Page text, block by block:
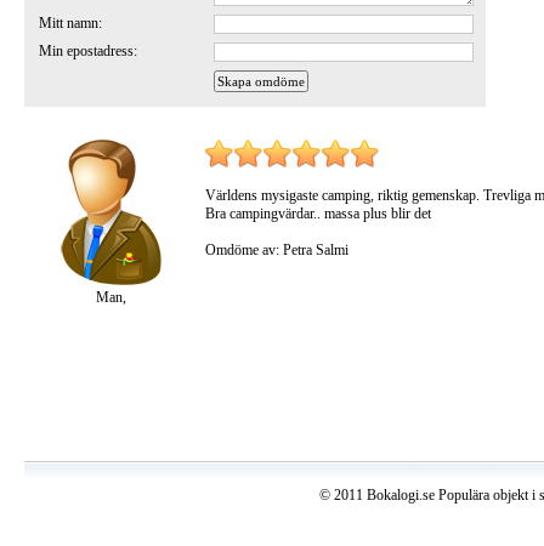
Mitt namn:
Min epostadress:
Man,
Världens mysigaste camping, riktig gemenskap. Trevliga
Bra campingvärdar.. massa plus blir det
Omdöme av: Petra Salmi
© 2011 Bokalogi.se Populära objekt i